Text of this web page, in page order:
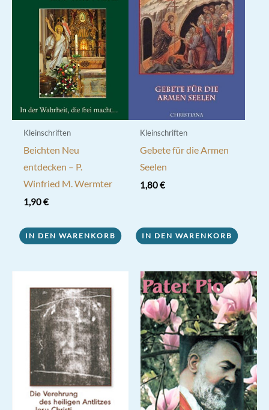
Kleinschriften
Beichten Neu
entdecken – P.
Winfried M. Wermter
1,90€
IN DEN WARENKORB
Kleinschriften
Gebete für die Armen
Seelen
1,80€
IN DEN WARENKORB